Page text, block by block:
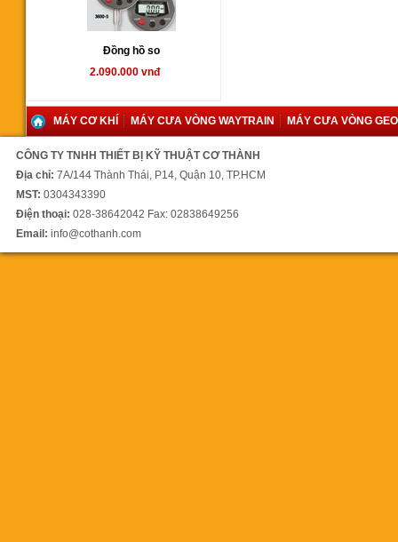
Đồng hồ so
2.090.000 vnđ
MÁY CƠ KHÍ MÁY CƯA VÒNG WAYTRAIN MÁY CƯA VÒNG
CÔNG TY TNHH THIẾT BỊ KỸ THUẬT CƠ THÀNH
Địa chỉ: 7A/144 Thành Thái, P14, Quận 10, TP.HCM
MST: 0304343390
Điện thoại: 028-38642042 Fax: 02838649256
Email: info@cothanh.com